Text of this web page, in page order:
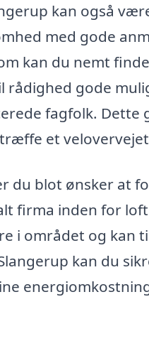
kan også
med gode
kan du nemt
rådighed gode
fagfolk. Dette
et
du blot ønsker at
firma inden for
i området og kan
kan du